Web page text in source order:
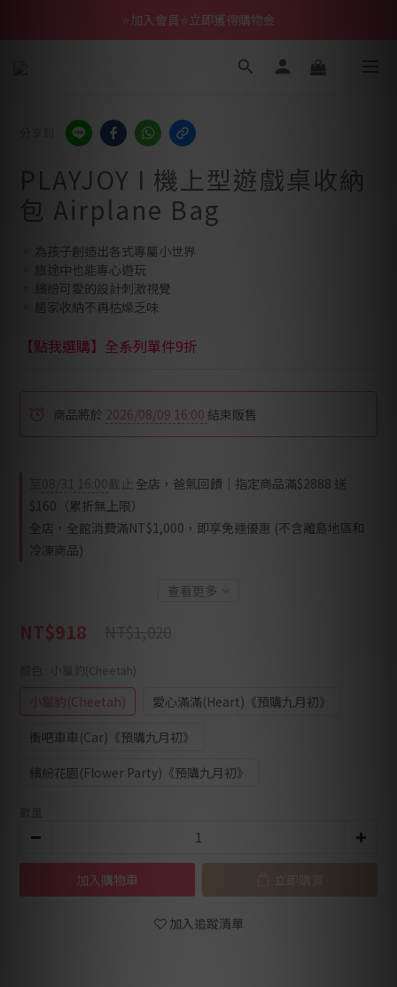
⭐加入會員⭐立即獲得購物金
PLAYJOY I 機上型遊戲桌收納
包 Airplane Bag
◦ 為孩子創造出各式專屬小世界
◦ 旅途中也能專心遊玩
◦ 繽紛可愛的設計刺激視覺
◦ 居家收納不再枯燥乏味
【點我選購】全系列單件9折
商品將於 2026/08/09 16:00 結束販售
08/31 16:00截止 全店，爸氣回饋｜指定商品滿$2888 送
$160（累折無上限）
全店，全館消費滿NT$1,000，即享免運優惠 (不含離島地區和
冷凍商品)
查看更多
NT$918 NT$1,020
: 小獵豹(Cheetah)
小獵豹(Cheetah)
愛心滿滿(Heart)《預購九月初》
衝吧車車(Car)《預購九月初》
繽紛花園(Flower Party)《預購九月初》
加入購物車 立即購買
加入追蹤清單